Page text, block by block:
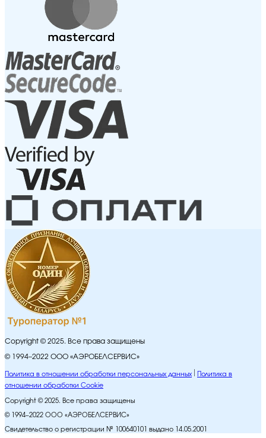
Copyright © 2025. Все права защищены
© 1994–2022 ООО «АЭРОБЕЛСЕРВИС»
Политика в отношении обработки персональных данных
Политика в
отношении обработки Cookie
Copyright © 2025. Все права защищены
© 1994–2022 ООО «АЭРОБЕЛСЕРВИС»
Свидетельство о регистрации № 100640101 выдано 14.05.2001